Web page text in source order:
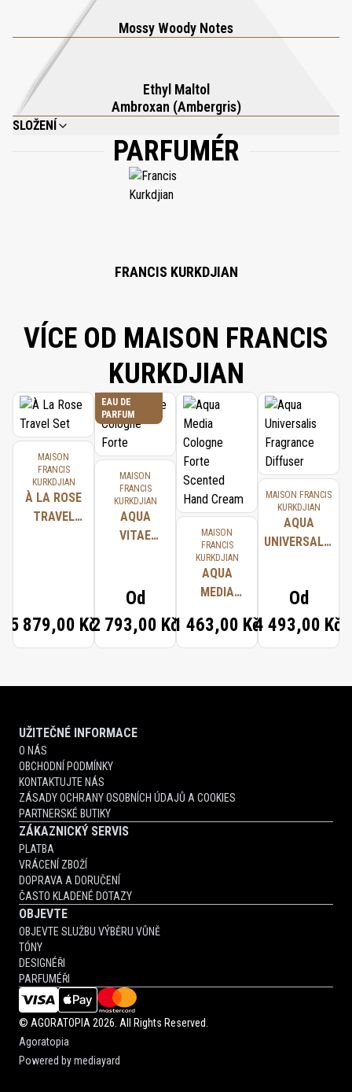
produkty Baccarat Rouge 540: čisticí gel na ruce a tělo, tělové
mléko, vlasovou mlhu a tuhé mýdlo.
Mossy Woody Notes
Ethyl Maltol
Ambroxan (Ambergris)
SLOŽENÍ
COCO-CAPRYLATE/CAPRATE; ISOPROPYL PALMITATE; CAPRYLIC/CAPRIC
TRIGLYCERIDE; PRUNUS AMYGDALUS DULCIS (SWEET ALMOND) OIL;
PARFUM (FRAGRANCE); MACADAMIA INTEGRIFOLIA SEED OIL; PRUNUS
ARMENIACA (APRICOT) KERNEL OIL; CETEARYL ISONONANOATE;
PARFUMÉR
FRANCIS KURKDJIAN
VÍCE OD MAISON FRANCIS
KURKDJIAN
MAISON
FRANCIS
KURKDJIAN
À LA ROSE
TRAVEL
5 879,00 Kč
EAU DE
PARFUM
MAISON
FRANCIS
KURKDJIAN
AQUA
VITAE
Od
2 793,00 Kč
MAISON
FRANCIS
KURKDJIAN
AQUA
MEDIA
FORTE
SCENTED
CREAM
1 463,00 Kč
MAISON FRANCIS
KURKDJIAN
AQUA
UNIVERSALIS
Od
4 493,00 Kč
UŽITEČNÉ INFORMACE
O NÁS
OBCHODNÍ PODMÍNKY
KONTAKTUJTE NÁS
ZÁSADY OCHRANY OSOBNÍCH ÚDAJŮ A COOKIES
PARTNERSKÉ BUTIKY
ZÁKAZNICKÝ SERVIS
PLATBA
VRÁCENÍ ZBOŽÍ
DOPRAVA A DORUČENÍ
ČASTO KLADENÉ DOTAZY
OBJEVTE
OBJEVTE SLUŽBU VÝBĚRU VŮNĚ
TÓNY
DESIGNÉŘI
PARFUMÉŘI
© AGORATOPIA 2026. All Rights Reserved.
Agoratopia
Powered bymediayard